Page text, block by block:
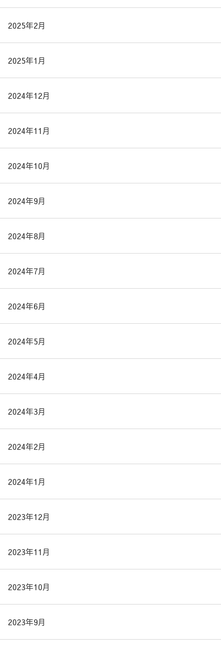
2025年2月
2025年1月
2024年12月
2024年11月
2024年10月
2024年9月
2024年8月
2024年7月
2024年6月
2024年5月
2024年4月
2024年3月
2024年2月
2024年1月
2023年12月
2023年11月
2023年10月
2023年9月